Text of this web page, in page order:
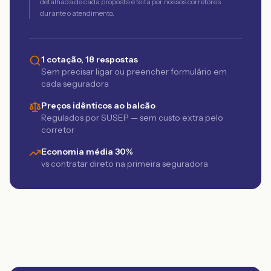
durante o atendimento.
1 cotação, 18 respostas
Sem precisar ligar ou preencher formulário em
cada seguradora
Preços idênticos ao balcão
Regulados por SUSEP — sem custo extra pelo
corretor
Economia média 30%
vs contratar direto na primeira seguradora